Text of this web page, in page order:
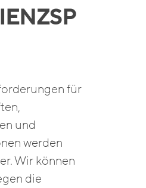
für
und
werden
Wir können
die